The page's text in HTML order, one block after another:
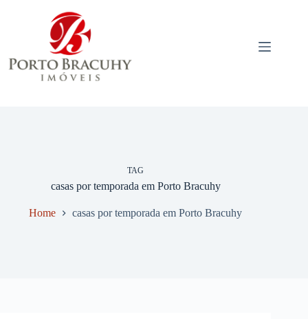
TAG
casas por temporada em Porto Bracuhy
Home casas por temporada em Porto Bracuhy